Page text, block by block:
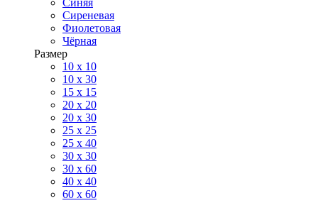
Синяя
Сиреневая
Фиолетовая
Чёрная
Размер
10 х 10
10 x 30
15 x 15
20 х 20
20 x 30
25 x 25
25 x 40
30 x 30
30 х 60
40 х 40
60 х 60